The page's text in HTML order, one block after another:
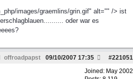
images/graemlins/grin.gif" alt="" /> ist
oder war es
offroadpapst #221051
09/10/2007 17:35
Joined: May 2002